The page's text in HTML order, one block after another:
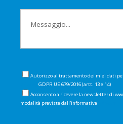
Autorizzo al trattamento dei miei dati
GDPR UE 679/2016 (artt. 13 e 14)
Acconsento a ricevere la newsletter di
modalità previste dall'informativa